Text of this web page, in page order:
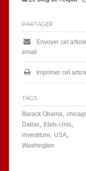
PARTAGER
Envoyer cet
email
Imprimer cet
TAGS
Barack Obama
Dallas Etats-Unis
investiture USA
Washington